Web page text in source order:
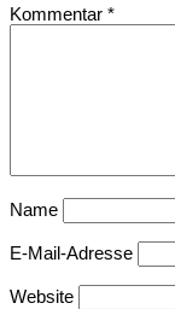
Kommentar *
Name
E-Mail-Adresse
Website